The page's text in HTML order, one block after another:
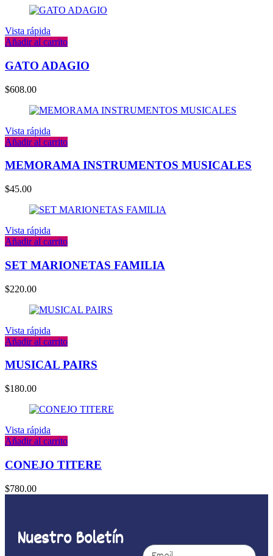
Vista rápida
Añadir al carrito
GATO ADAGIO
$608.00
Vista rápida
Añadir al carrito
MEMORAMA INSTRUMENTOS MUSICALES
$45.00
Vista rápida
Añadir al carrito
SET MARIONETAS FAMILIA
$220.00
Vista rápida
Añadir al carrito
MUSICAL PAIRS
$180.00
Vista rápida
Añadir al carrito
CONEJO TITERE
$780.00
Nuestro Boletín